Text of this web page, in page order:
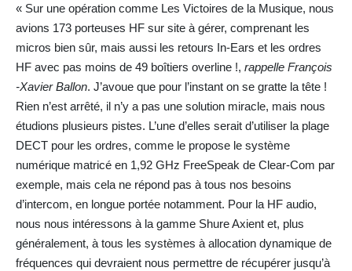
« Sur une opération comme Les Victoires de la Musique, nous
avions 173 porteuses HF sur site à gérer, comprenant les
micros bien sûr, mais aussi les retours In-Ears et les ordres
HF avec pas moins de 49 boîtiers overline !, rappelle François
-Xavier Ballon. J’avoue que pour l’instant on se gratte la tête !
Rien n’est arrêté, il n’y a pas une solution miracle, mais nous
étudions plusieurs pistes. L’une d’elles serait d’utiliser la plage
DECT pour les ordres, comme le propose le système
numérique matricé en 1,92 GHz FreeSpeak de Clear-Com par
exemple, mais cela ne répond pas à tous nos besoins
d’intercom, en longue portée notamment. Pour la HF audio,
nous nous intéressons à la gamme Shure Axient et, plus
généralement, à tous les systèmes à allocation dynamique de
fréquences qui devraient nous permettre de récupérer jusqu’à